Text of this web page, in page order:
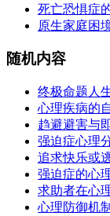
死亡恐惧症
原生家庭困
随机内容
终极命题人
心理疾病的
趋避避害与
强迫症心理
追求快乐或
强迫症的心
求助者在心
心理防御机